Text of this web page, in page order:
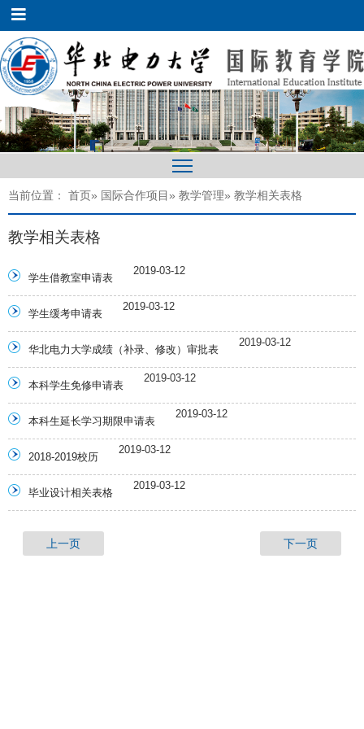
当前位置： 首页» 国际合作项目» 教学管理» 教学相关表格
教学相关表格
学生借教室申请表
2019-03-12
学生缓考申请表
2019-03-12
华北电力大学成绩（补录、修改）审批表
2019-03-12
本科学生免修申请表
2019-03-12
本科生延长学习期限申请表
2019-03-12
2018-2019校历
2019-03-12
毕业设计相关表格
2019-03-12
上一页 下一页